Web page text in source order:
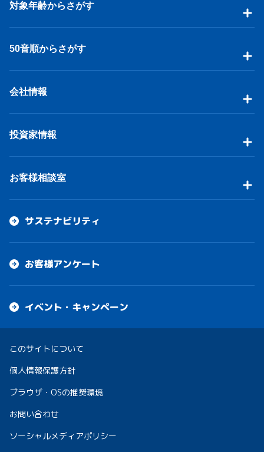
対象年齢からさがす
50音順からさがす
会社情報
投資家情報
お客様相談室
サステナビリティ
お客様アンケート
イベント・キャンペーン
このサイトについて
個人情報保護方針
ブラウザ・OSの推奨環境
お問い合わせ
ソーシャルメディアポリシー